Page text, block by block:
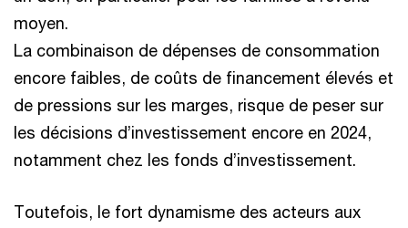
moyen.
La combinaison de dépenses de consommation
encore faibles, de coûts de financement élevés et
de pressions sur les marges, risque de peser sur
les décisions d’investissement encore en 2024,
notamment chez les fonds d’investissement.
Toutefois, le fort dynamisme des acteurs aux